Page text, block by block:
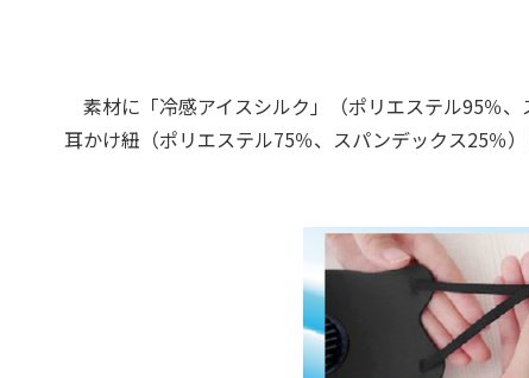
素材に「冷感アイスシルク」（ポリエステル95％
耳かけ紐（ポリエステル75％、スパンデックス25％